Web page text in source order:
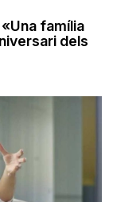
família
dels